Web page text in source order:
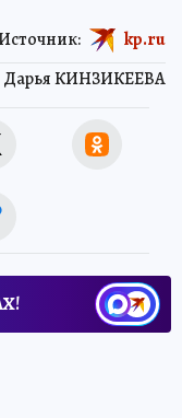
Дарья КИНЗИКЕЕВА
kp.ru